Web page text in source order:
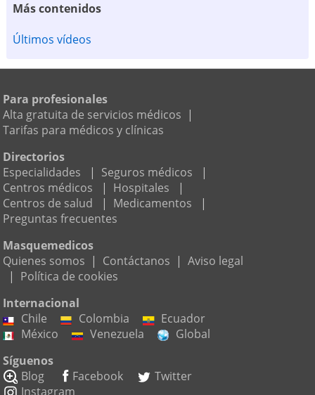
Más contenidos
Últimos vídeos
Para profesionales
Alta gratuita de servicios médicos |
Tarifas para médicos y clínicas
Directorios
Especialidades
| Seguros médicos
|
Centros médicos
| Hospitales
|
Centros de salud
| Medicamentos
|
Preguntas frecuentes
Masquemedicos
Quienes somos | Contáctanos | Aviso legal
| Política de cookies
Internacional
Chile
Colombia
Ecuador
México
Venezuela
Global
Síguenos
Blog
Facebook
Twitter
Instagram